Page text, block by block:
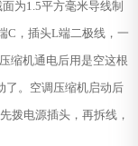
为1.5平方毫米导线制
C，插头L端二极线，一
缩机通电后用是空这根
了。空调压缩机启动后
拨电源插头，再拆线，